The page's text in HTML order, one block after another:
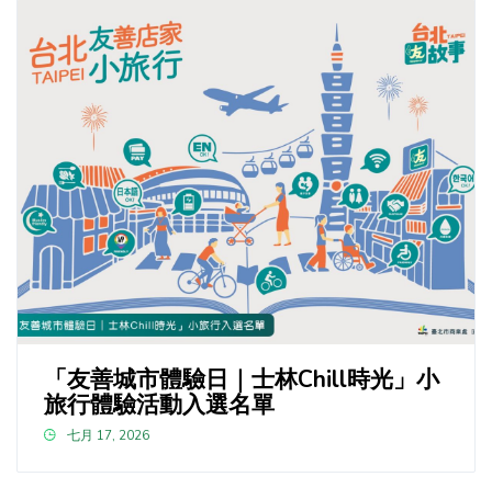
「友善城市體驗日｜士林Chill時光」小
旅行體驗活動入選名單
七月 17, 2026